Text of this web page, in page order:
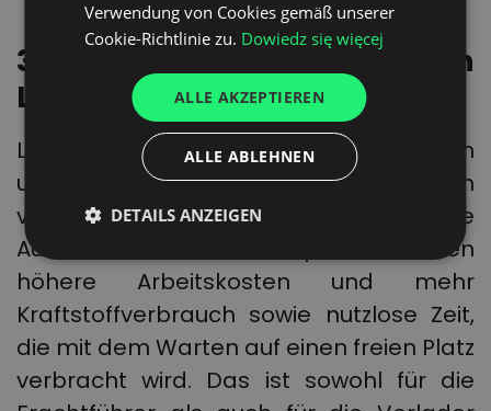
3. Effizientere Abwicklung von
Lieferungen und Sendungen
Lange LKW-Schlangen vor den Lagern
und langsamer Umschlag machen
vielen Frachtführern Sorgen. Die
Ausfallzeiten beim Transport bedeuten
höhere Arbeitskosten und mehr
Kraftstoffverbrauch sowie nutzlose Zeit,
die mit dem Warten auf einen freien Platz
verbracht wird. Das ist sowohl für die
SPANISH
FRENCH
Verwendung von Cookies gemäß unserer
Cookie-Richtlinie zu. Dowiedz się więcej
ALLE AKZEPTIEREN
ALLE ABLEHNEN
DETAILS ANZEIGEN